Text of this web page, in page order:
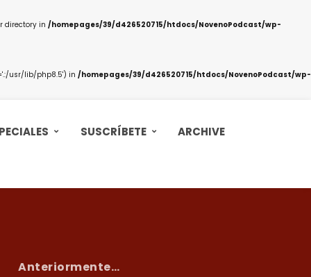
directory in /homepages/39/d426520715/htdocs/NovenoPodcast/wp-
usr/lib/php8.5') in /homepages/39/d426520715/htdocs/NovenoPodcast/wp-
SUSCRÍBETE ARCHIVE
Anteriormente…